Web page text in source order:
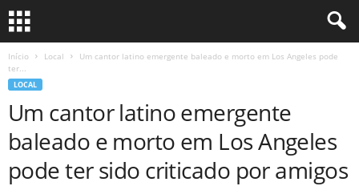
Início Local
Um cantor latino emergente baleado e morto em Los Angeles pode
ter...
LOCAL
Um cantor latino emergente
baleado e morto em Los Angeles
pode ter sido criticado por amigos